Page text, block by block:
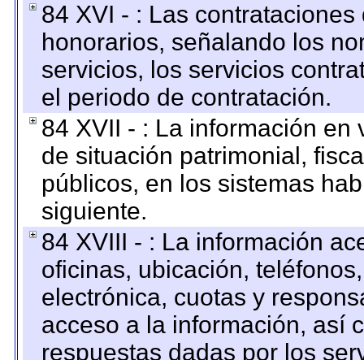
84 XVI - : Las
honorarios, señalando los
servicios, los servicios
el periodo de contratación.
84 XVII - : La información
de situación patrimonial,
públicos, en los sistemas
siguiente.
84 XVIII - : La información
oficinas, ubicación,
electrónica, cuotas y
acceso a la información, así
respuestas dadas por los